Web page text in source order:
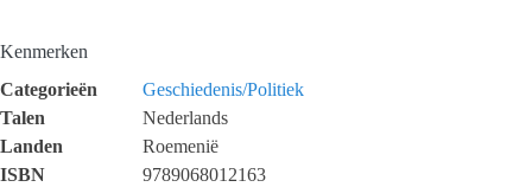
Kenmerken
Categorieën
Geschiedenis/Politiek
Talen
Nederlands
Landen
Roemenië
ISBN
9789068012163